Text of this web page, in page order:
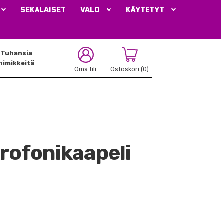
SEKALAISET VALO KÄYTETYT
Oma tili Ostoskori (0)
Tuhansia